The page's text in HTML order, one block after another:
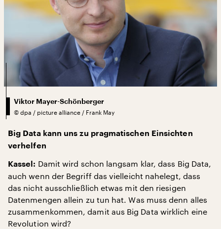
Viktor Mayer-Schönberger
© dpa / picture alliance / Frank May
Big Data kann uns zu pragmatischen Einsichten
verhelfen
Kassel: Damit wird schon langsam klar, dass Big Data,
auch wenn der Begriff das vielleicht nahelegt, dass
das nicht ausschließlich etwas mit den riesigen
Datenmengen allein zu tun hat. Was muss denn alles
zusammenkommen, damit aus Big Data wirklich eine
Revolution wird?